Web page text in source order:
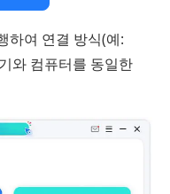
하여 연결 방식(예:
와 컴퓨터를 동일한